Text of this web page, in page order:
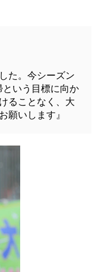
た。今シーズン
いう目標に向か
ることなく、大
願いします』